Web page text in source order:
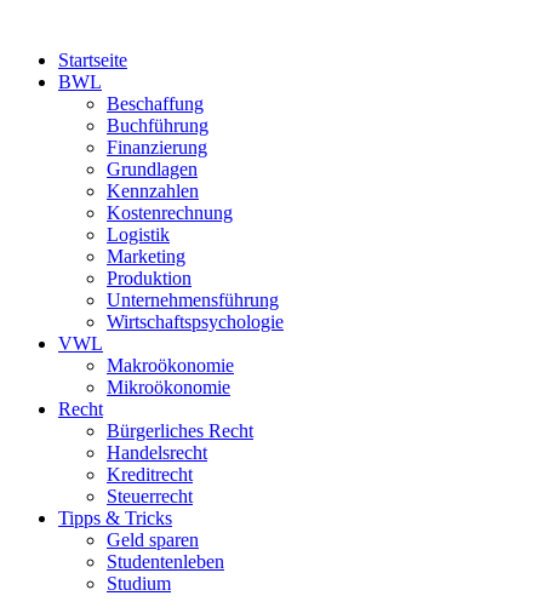
Startseite
BWL
Beschaffung
Buchführung
Finanzierung
Grundlagen
Kennzahlen
Kostenrechnung
Logistik
Marketing
Produktion
Unternehmensführung
Wirtschaftspsychologie
VWL
Makroökonomie
Mikroökonomie
Recht
Bürgerliches Recht
Handelsrecht
Kreditrecht
Steuerrecht
Tipps & Tricks
Geld sparen
Studentenleben
Studium